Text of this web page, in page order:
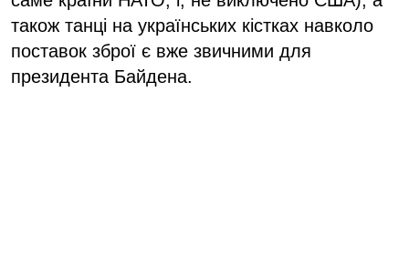
також танці на українських кістках навколо
поставок зброї є вже звичними для
президента Байдена.